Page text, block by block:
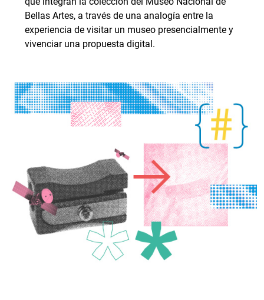
Bellas Artes, a través de una analogía entre la
experiencia de visitar un museo presencialmente y
vivenciar una propuesta digital.